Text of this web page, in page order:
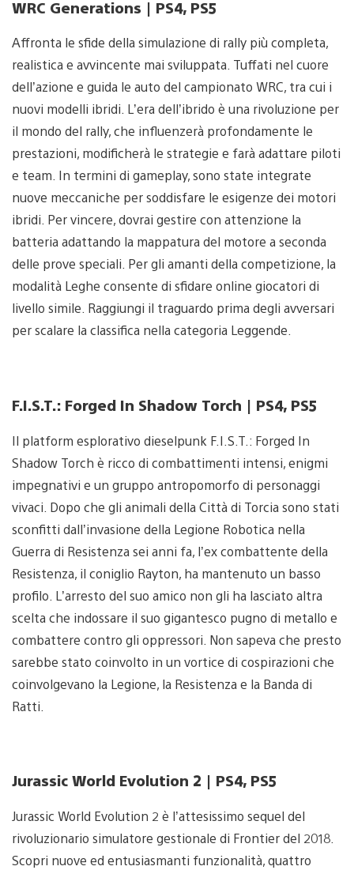
WRC Generations | PS4, PS5
Affronta le sfide della simulazione di rally più completa,
realistica e avvincente mai sviluppata. Tuffati nel cuore
dell’azione e guida le auto del campionato WRC, tra cui i
nuovi modelli ibridi. L’era dell’ibrido è una rivoluzione per
il mondo del rally, che influenzerà profondamente le
prestazioni, modificherà le strategie e farà adattare piloti
e team. In termini di gameplay, sono state integrate
nuove meccaniche per soddisfare le esigenze dei motori
ibridi. Per vincere, dovrai gestire con attenzione la
batteria adattando la mappatura del motore a seconda
delle prove speciali. Per gli amanti della competizione, la
modalità Leghe consente di sfidare online giocatori di
livello simile. Raggiungi il traguardo prima degli avversari
per scalare la classifica nella categoria Leggende.
F.I.S.T.: Forged In Shadow Torch | PS4, PS5
Il platform esplorativo dieselpunk F.I.S.T.: Forged In
Shadow Torch è ricco di combattimenti intensi, enigmi
impegnativi e un gruppo antropomorfo di personaggi
vivaci. Dopo che gli animali della Città di Torcia sono stati
sconfitti dall’invasione della Legione Robotica nella
Guerra di Resistenza sei anni fa, l’ex combattente della
Resistenza, il coniglio Rayton, ha mantenuto un basso
profilo. L’arresto del suo amico non gli ha lasciato altra
scelta che indossare il suo gigantesco pugno di metallo e
combattere contro gli oppressori. Non sapeva che presto
sarebbe stato coinvolto in un vortice di cospirazioni che
coinvolgevano la Legione, la Resistenza e la Banda di
Ratti.
Jurassic World Evolution 2 | PS4, PS5
Jurassic World Evolution 2 è l’attesissimo sequel del
rivoluzionario simulatore gestionale di Frontier del 2018.
Scopri nuove ed entusiasmanti funzionalità, quattro